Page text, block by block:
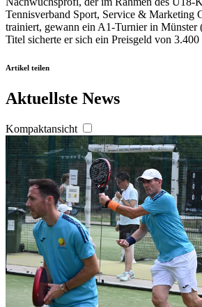
Verwendung unserer Website an
soziale Medien, Werbung und
Partner führen diese Informationen
weiteren Daten zusammen, die Sie
gesammelt haben. Die
angepasst werden.
Tennisverband Sport, Service &
trainiert, gewann ein A1-Turnier in Münster
Titel sicherte er sich ein Preisgeld von 3.400
Artikel teilen
Aktuellste News
Kompaktansicht